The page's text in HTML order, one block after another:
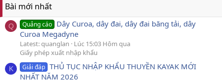
Bài mới nhất
Q Quảng cáo Dây Curoa, dây đai, dây đai băng tải, dây
Curoa Megadyne
Latest: quanglan
Lúc 15:03 Hôm qua
Giấy phép xuất nhập khẩu
K Giải đáp THỦ TỤC NHẬP KHẨU THUYỀN KAYAK MỚI
NHẤT NĂM 2026